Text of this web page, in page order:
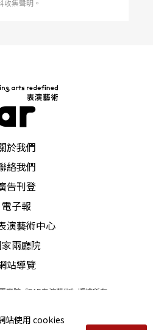
徵婚的故事，這使得一連
事》得以柳暗花明展露生
劇場的形態作爲演出的媒
倚賴度。作爲戲中戲的框
彩排實況，李國修的編劇
彩排並不僅僅是《十日
故事或虛構的劇團彩排與
進行的動態的「人生舞
收集聲明。
於我們
絡我們
告刊登
電子報
演藝術中心
兩廳院
站導覽
廳院《PAR表演藝術》版權所有
redefined. All Rights Reserved
Id number 00973926
站使用 cookies